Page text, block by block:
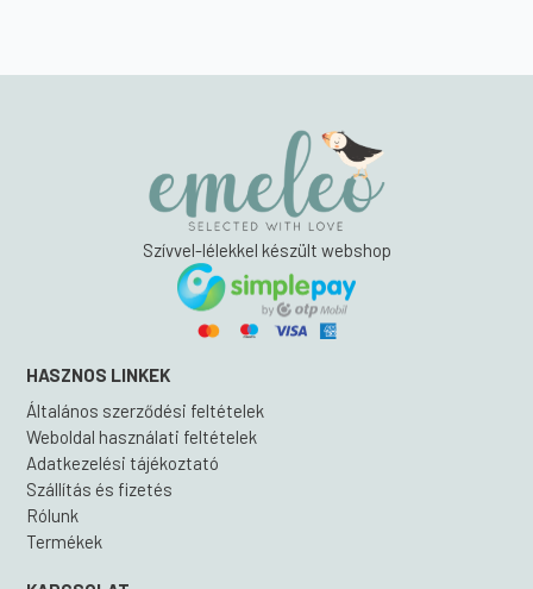
Szívvel-lélekkel készült webshop
HASZNOS LINKEK
Általános szerződési feltételek
Weboldal használati feltételek
Adatkezelési tájékoztató
Szállítás és fizetés
Rólunk
Termékek